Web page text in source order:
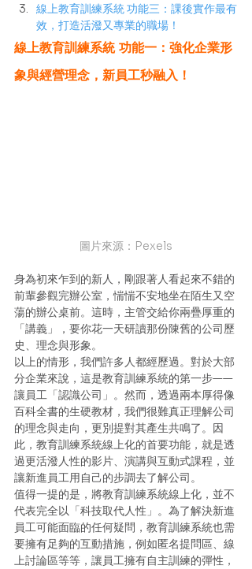
線上教育訓練系統 功能三：課後實作最有
效，打造活潑又專業的職場！
線上教育訓練系統 功能一：強化企業形
象與經營理念，新員工秒融入！
圖片來源：Pexels
身為初來乍到的新人，剛跟著人看起來不錯的
前輩參觀完辦公室，惴惴不安地坐在陌生又空
蕩的辦公桌前。這時，主管交給你兩疊厚重的
「講義」，要你花一天研讀那份陳舊的公司歷
史、理念與形象。
以上的情形，我們許多人都經歷過。對於大部
分企業來說，這是教育訓練系統的第一步——
讓員工「認識公司」。然而，透過兩本厚得像
百科全書的生硬教材，我們很難真正理解公司
的理念與走向，更別提對其產生共鳴了。因
此，教育訓練系統線上化的首要功能，就是透
過更活潑人性的影片、演講與互動式課程，並
讓新進員工用自己的步調去了解公司。
值得一提的是，將教育訓練系統線上化，並不
代表完全以「科技取代人性」。為了解決新進
員工可能面臨的任何疑問，教育訓練系統也需
要擁有足夠的互動措施，例如匿名提問區、線
上討論區等等，讓員工擁有自主訓練的彈性，